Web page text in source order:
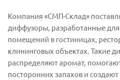
Компания «СМП-Склад»
диффузоры, разработанные
помещений в гостиницах,
клининговых объектах. Такие
распределяют аромат,
посторонних запахов и